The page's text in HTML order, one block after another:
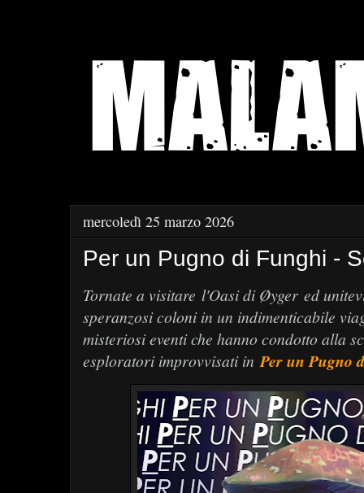
mercoledì 25 marzo 2026
Per un Pugno di Funghi -
Tornate a visitare l'Oasi di Øyger ed
speranzosi coloni in un indimenticabile
misteriosi eventi che hanno condotto alla
esploratori improvvisati in Per un Pugno